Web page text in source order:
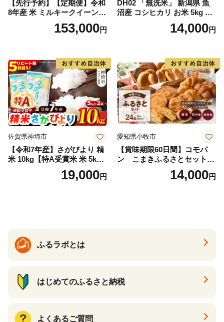
【先行予約】【定期便】令和
8年産 米 ミルキークイーン
白米 45kg (5kg×9回) | ミルキ
ークイーン 米5kg 福島 福島
福島県 南相馬市 cu006-ae
153,000円
DH02 「無洗米」 新潟県 魚
沼産 コシヒカリ お米 5kg こ
しひかり 精米 米（お米の美
味しい炊き方ガイド付き）
14,000円
佐賀県神埼市
【令和7年産】さがびより 精
米 10kg【特A受賞米 米 5kg×
2袋 お米 コメ こめ 国産 美味
しい ブランド米 人気 ランキ
19,000円
愛知県小牧市
【賞味期限60日間】コモパ
ン こまきふるさとセット
（24個入り）／災害用備蓄
保存食 非常食 防災グッズに
14,000円
ふるラボとは
はじめてのふるさと納税
よくあるご質問